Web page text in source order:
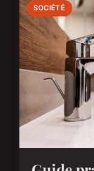
SOCIÉTÉ